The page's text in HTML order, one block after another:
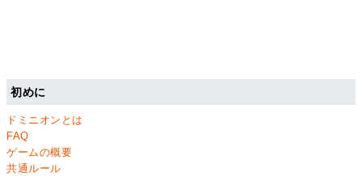
初めに
ドミニオンとは
FAQ
ゲームの概要
共通ルール